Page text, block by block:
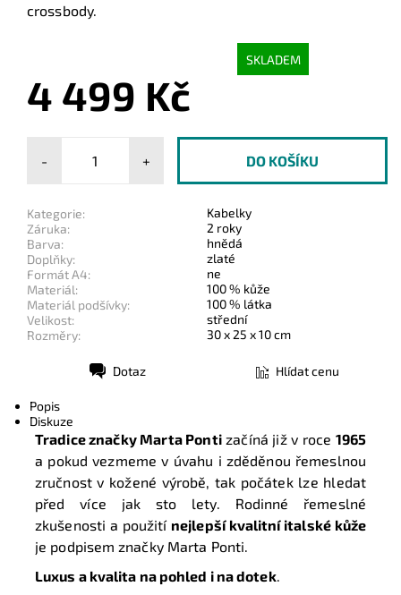
crossbody.
SKLADEM
4 499 Kč
- +
Kategorie:
Kabelky
Záruka:
2 roky
Barva:
hnědá
Doplňky:
zlaté
Formát A4:
ne
Materiál:
100 % kůže
Materiál podšívky:
100 % látka
Velikost:
střední
Rozměry:
30 x 25 x 10 cm
Dotaz Hlídat cenu
Popis
Diskuze
Tradice značky Marta Pontizačíná již v roce 1965
a pokud vezmeme v úvahu i zděděnou řemeslnou
zručnost v kožené výrobě, tak počátek lze hledat
před více jak sto lety. Rodinné řemeslné
zkušenosti a použití nejlepší kvalitní italské kůže
je podpisem značky Marta Ponti.
Luxus a kvalita na pohled i na dotek.